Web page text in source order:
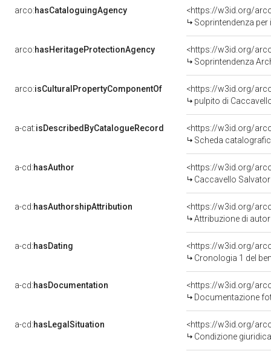
arco:hasCataloguingAgency
<https://w3id.org/
Soprintendenza
arco:hasHeritageProtectionAgency
<https://w3id.org/
Soprintendenza
arco:isCulturalPropertyComponentOf
<https://w3id.org/
pulpito di
a-cat:isDescribedByCatalogueRecord
<https://w3id.org/
Scheda
a-cd:hasAuthor
<https://w3id.org/
Caccavello
a-cd:hasAuthorshipAttribution
<https://w3id.org/
Attribuzione di
a-cd:hasDating
<https://w3id.org/
Cronologia 1 del
a-cd:hasDocumentation
Documentazione
a-cd:hasLegalSituation
<https://w3id.org/
Condizione